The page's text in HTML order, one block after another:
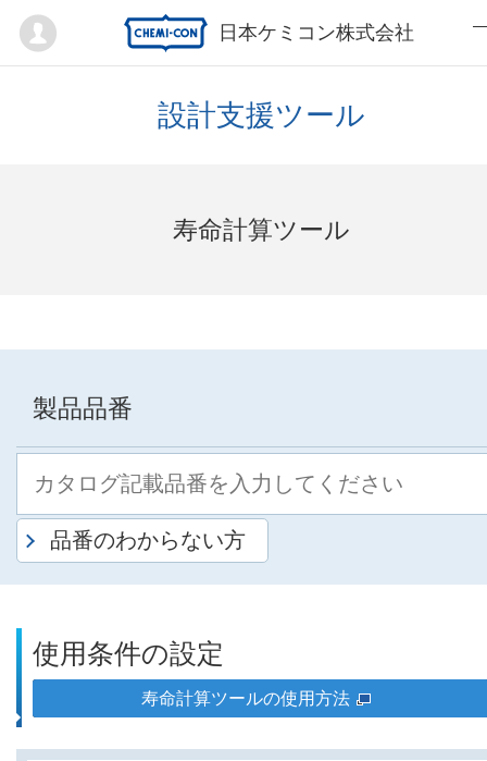
日本ケミコン株式会社
Mypage
設計支援ツール
寿命計算ツール
製品品番
品番のわからない方
使用条件の設定
寿命計算ツールの使用方法